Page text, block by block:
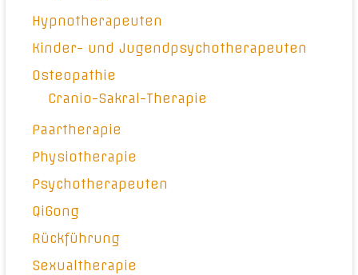
Hypnotherapeuten
Kinder- und Jugendpsychotherapeuten
Osteopathie
Cranio-Sakral-Therapie
Paartherapie
Physiotherapie
Psychotherapeuten
QiGong
Rückführung
Sexualtherapie